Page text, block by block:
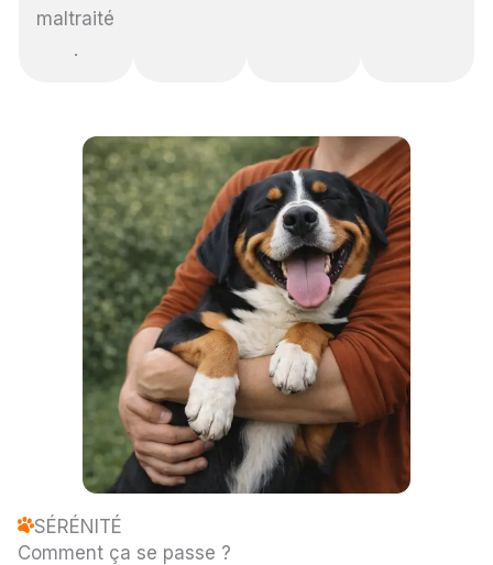
maltraité
.
SÉRÉNITÉ
Comment ça se passe ?